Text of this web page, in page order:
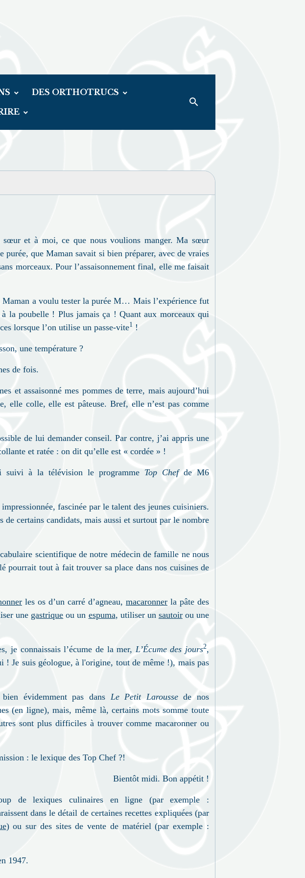
DES ORTHOTRUCS
sœur et à moi, ce que nous voulions manger. Ma sœur
que Maman savait si bien préparer, avec de vraies
morceaux. Pour l’assaisonnement final, elle me faisait
Maman a voulu tester la purée M… Mais l’expérience fut
la poubelle ! Plus jamais ça ! Quant aux morceaux qui
lorsque l’on utilise un passe-vite1 !
une température ?
de fois.
et assaisonné mes pommes de terre, mais aujourd’hui
elle colle, elle est pâteuse. Bref, elle n’est pas comme
de lui demander conseil. Par contre, j’ai appris une
et ratée : on dit qu’elle est « cordée » !
suivi à la télévision le programme Top Chefde M6
fascinée par le talent des jeunes cuisiniers.
certains candidats, mais aussi et surtout par le nombre
scientifique de notre médecin de famille ne nous
pourrait tout à fait trouver sa place dans nos cuisines de
les os d’un carré d’agneau, macaronner la pâte des
une gastrique ou un espuma, utiliser un sautoirou une
je connaissais l’écume de la mer, L’Écume des jours2,
! Je suis géologue, à l'origine, tout de même !), mais pas
évidemment pas dans Le Petit Laroussede nos
(en ligne), mais, même là, certains mots somme toute
sont plus difficiles à trouver comme macaronner ou
: le lexique des Top Chef ?!
Bientôt midi. Bon appétit !
de lexiques culinaires en ligne (par exemple :
dans le détail de certaines recettes expliquées (par
) ou sur des sites de vente de matériel (par exemple :
1947.